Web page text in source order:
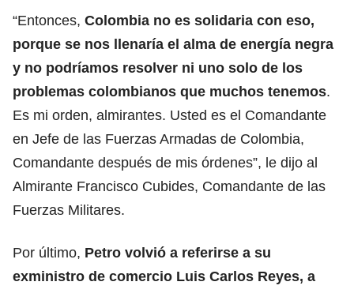
“Entonces, Colombia no es solidaria con eso,
porque se nos llenaría el alma de energía negra
y no podríamos resolver ni uno solo de los
problemas colombianos que muchos tenemos.
Es mi orden, almirantes. Usted es el Comandante
en Jefe de las Fuerzas Armadas de Colombia,
Comandante después de mis órdenes”, le dijo al
Almirante Francisco Cubides, Comandante de las
Fuerzas Militares.
Por último, Petro volvió a referirse a su
exministro de comercio Luis Carlos Reyes, a